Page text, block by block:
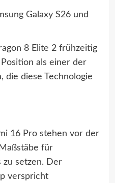
Galaxy S26 und
8 Elite 2 frühzeitig
als einer der
die diese Technologie
16 Pro stehen vor der
für
zu setzen. Der
verspricht